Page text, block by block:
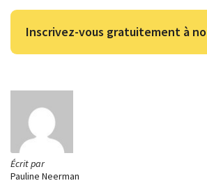
Écrit par
Pauline Neerman
Inscrivez-vous gratuitement à